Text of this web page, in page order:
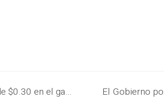
Gasolineras empezarán a aplicar descuento de $0.30 en el galón de combustible al pagar con la Chivo Wallet